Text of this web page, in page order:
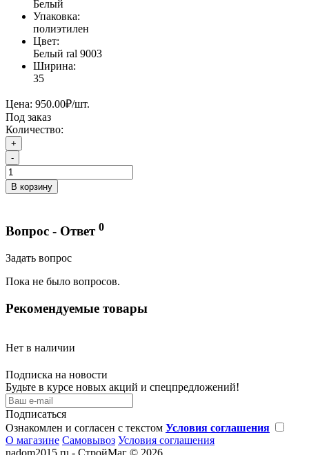
Белый
Упаковка:
полиэтилен
Цвет:
Белый ral 9003
Ширина:
35
Цена: 950.00₽/шт.
Под заказ
Количество:
+
-
В корзину
Вопрос - Ответ 0
Задать вопрос
Пока не было вопросов.
Рекомендуемые товары
Нет в наличии
Подписка на новости
Будьте в курсе новых акций и спецпредложений!
Подписаться
Ознакомлен и согласен с текстом Условия соглашения
О магазине Самовывоз Условия соглашения
nadom2015.ru - СтройМаг © 2026